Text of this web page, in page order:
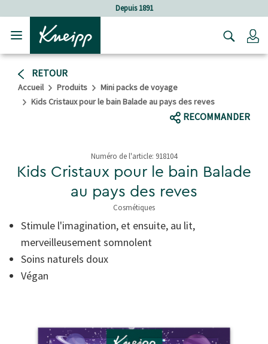
Sauter au contenu du pied de page
Depuis 1891
RETOUR
Accueil Produits
Mini packs de voyage
Kids Cristaux pour le bain Balade au pays des reves
RECOMMANDER
Numéro de l'article: 918104
Kids Cristaux pour le bain Balade
au pays des reves
Cosmétiques
5 de 5 étoiles
Stimule l'imagination, et ensuite, au lit,
merveilleusement somnolent
Soins naturels doux
Végan